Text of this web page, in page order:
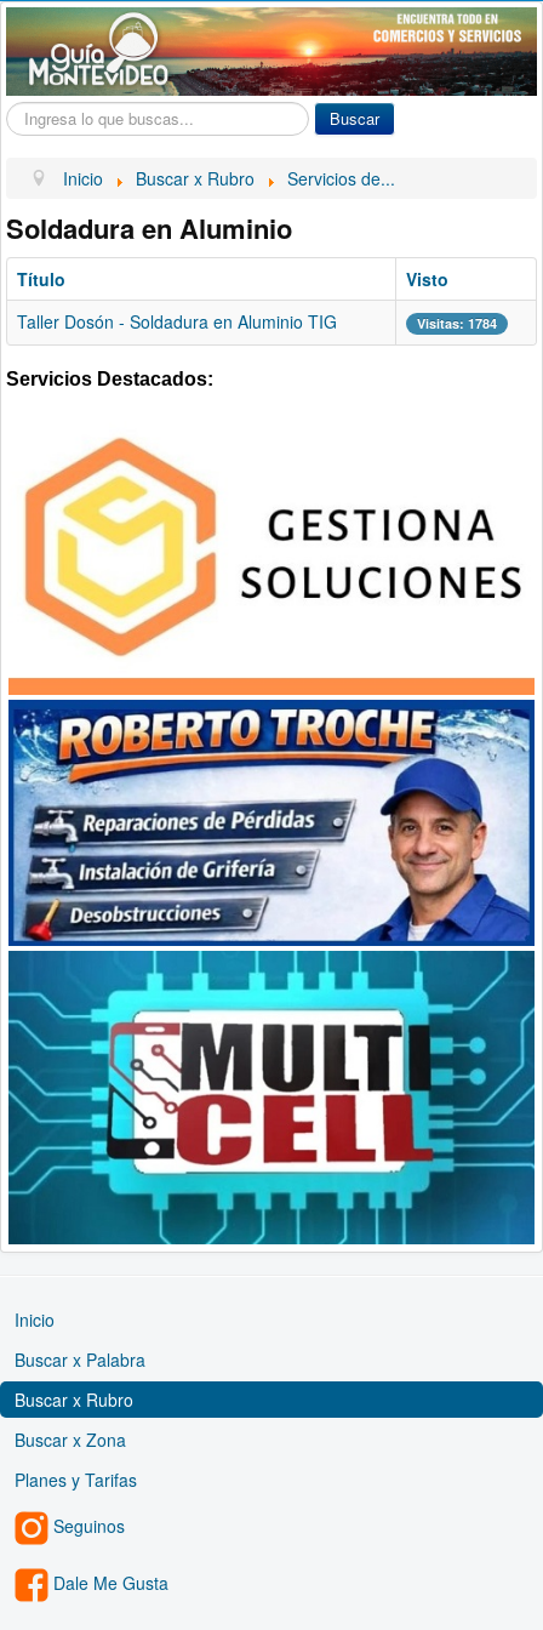
Buscar... Buscar
Inicio Buscar x Rubro Servicios de...
Soldadura en Aluminio
Título
Visto
Taller Dosón - Soldadura en Aluminio TIG
Visitas: 1784
Servicios Destacados:
Inicio
Buscar x Palabra
Buscar x Rubro
Buscar x Zona
Planes y Tarifas
Seguinos
Dale Me Gusta